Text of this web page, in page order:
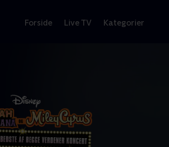
Forside Live TV Kategorier